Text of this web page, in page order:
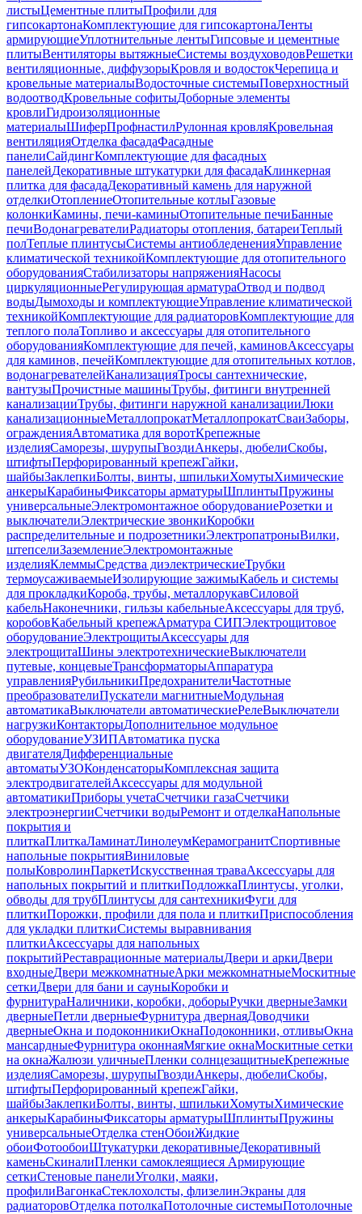
листыЦементные плитыПрофили для
гипсокартонаКомплектующие для гипсокартонаЛенты
армирующиеУплотнительные лентыГипсовые и цементные
плитыВентиляторы вытяжныеСистемы воздуховодовРешетки
вентиляционные, диффузорыКровля и водостокЧерепица и
кровельные материалыВодосточные системыПоверхностный
водоотводКровельные софитыДоборные элементы
кровлиГидроизоляционные
материалыШиферПрофнастилРулонная кровляКровельная
вентиляцияОтделка фасадаФасадные
панелиСайдингКомплектующие для фасадных
панелейДекоративные штукатурки для фасадаКлинкерная
плитка для фасадаДекоративный камень для наружной
отделкиОтоплениеОтопительные котлыГазовые
колонкиКамины, печи-каминыОтопительные печиБанные
печиВодонагревателиРадиаторы отопления, батареиТеплый
полТеплые плинтусыСистемы антиобледененияУправление
климатической техникойКомплектующие для отопительного
оборудованияСтабилизаторы напряженияНасосы
циркуляционныеРегулирующая арматураОтвод и подвод
водыДымоходы и комплектующиеУправление климатической
техникойКомплектующие для радиаторовКомплектующие для
теплого полаТопливо и аксессуары для отопительного
оборудованияКомплектующие для печей, каминовАксессуары
для каминов, печейКомплектующие для отопительных котлов,
водонагревателейКанализацияТросы сантехнические,
вантузыПрочистные машиныТрубы, фитинги внутренней
канализацииТрубы, фитинги наружной канализацииЛюки
канализационныеМеталлопрокатМеталлопрокатСваиЗаборы,
огражденияАвтоматика для воротКрепежные
изделияСаморезы, шурупыГвоздиАнкеры, дюбелиСкобы,
штифтыПерфорированный крепежГайки,
шайбыЗаклепкиБолты, винты, шпилькиХомутыХимические
анкерыКарабиныФиксаторы арматурыШплинтыПружины
универсальныеЭлектромонтажное оборудованиеРозетки и
выключателиЭлектрические звонкиКоробки
распределительные и подрозетникиЭлектропатроныВилки,
штепселиЗаземлениеЭлектромонтажные
изделияКлеммыСредства диэлектрическиеТрубки
термоусаживаемыеИзолирующие зажимыКабель и системы
для прокладкиКороба, трубы, металлорукавСиловой
кабельНаконечники, гильзы кабельныеАксессуары для труб,
коробовКабельный крепежАрматура СИПЭлектрощитовое
оборудованиеЭлектрощитыАксессуары для
электрощитаШины электротехническиеВыключатели
путевые, концевыеТрансформаторыАппаратура
управленияРубильникиПредохранителиЧастотные
преобразователиПускатели магнитныеМодульная
автоматикаВыключатели автоматическиеРелеВыключатели
нагрузкиКонтакторыДополнительное модульное
оборудованиеУЗИПАвтоматика пуска
двигателяДифференциальные
автоматыУЗОКонденсаторыКомплексная защита
электродвигателейАксессуары для модульной
автоматикиПриборы учетаСчетчики газаСчетчики
электроэнергииСчетчики водыРемонт и отделкаНапольные
покрытия и
плиткаПлиткаЛаминатЛинолеумКерамогранитСпортивные
напольные покрытияВиниловые
полыКовролинПаркетИскусственная траваАксессуары для
напольных покрытий и плиткиПодложкаПлинтусы, уголки,
обводы для трубПлинтусы для сантехникиФуги для
плиткиПорожки, профили для пола и плиткиПриспособления
для укладки плиткиСистемы выравнивания
плиткиАксессуары для напольных
покрытийРеставрационные материалыДвери и аркиДвери
входныеДвери межкомнатныеАрки межкомнатныеМоскитные
сеткиДвери для бани и сауныКоробки и
фурнитураНаличники, коробки, доборыРучки дверныеЗамки
дверныеПетли дверныеФурнитура двернаяДоводчики
дверныеОкна и подоконникиОкнаПодоконники, отливыОкна
мансардныеФурнитура оконнаяМягкие окнаМоскитные сетки
на окнаЖалюзи уличныеПленки солнцезащитныеКрепежные
изделияСаморезы, шурупыГвоздиАнкеры, дюбелиСкобы,
штифтыПерфорированный крепежГайки,
шайбыЗаклепкиБолты, винты, шпилькиХомутыХимические
анкерыКарабиныФиксаторы арматурыШплинтыПружины
универсальныеОтделка стенОбоиЖидкие
обоиФотообоиШтукатурки декоративныеДекоративный
каменьСкиналиПленки самоклеящиеся Армирующие
сеткиСтеновые панелиУголки, маяки,
профилиВагонкаСтеклохолсты, флизелинЭкраны для
радиаторовОтделка потолкаПотолочные системыПотолочные